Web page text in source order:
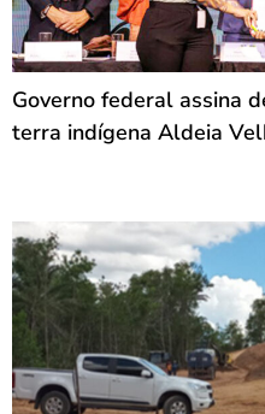
Governo federal assina
terra indígena Aldeia